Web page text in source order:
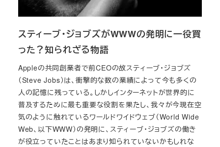
スティーブ・ジョブズがWWWの発明に一役買
った？知られざる物語
Appleの共同創業者で前CEOの故スティーブ・ジョブズ
（Steve Jobs）は、衝撃的な数の業績によって今も多くの
人の記憶に残っている。しかしインターネットが世界的に
普及するために最も重要な役割を果たし、我々が今現在空
気のように触れているワールドワイドウェブ（World Wide
Web、以下WWW）の発明に、スティーブ・ジョブズの働き
が役立っていたことはあまり知られていないかもしれな